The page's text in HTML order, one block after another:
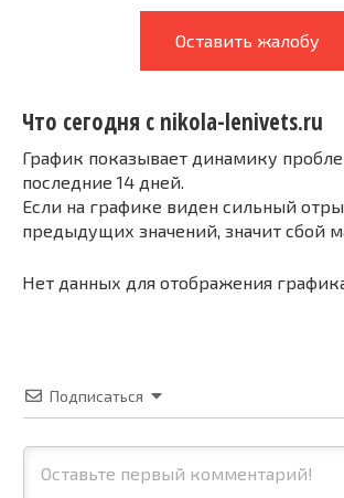
Оставить жалобу
Что сегодня с nikola-lenivets.ru
График показывает динамику
последние 14 дней.
Если на графике виден сильный
предыдущих значений, значит сбой
Нет данных для отображения
Подписаться